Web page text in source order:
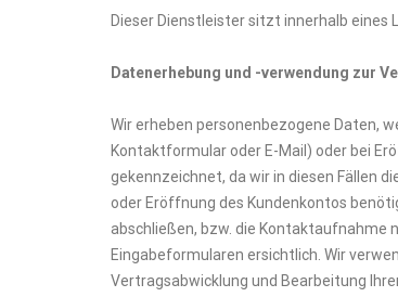
Dieser Dienstleister sitzt innerhalb eines
Datenerhebung und -verwendung zur
Wir erheben personenbezogene Daten,
Kontaktformular oder E-Mail) oder bei
gekennzeichnet, da wir in diesen Fällen
oder Eröffnung des Kundenkontos
abschließen, bzw. die Kontaktaufnahme
Eingabeformularen ersichtlich. Wir
Vertragsabwicklung und Bearbeitung